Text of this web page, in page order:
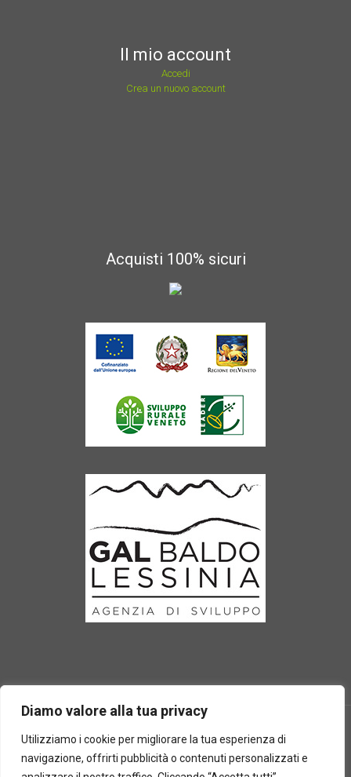
Diamo valore alla tua privacy
Utilizziamo i cookie per migliorare la tua esperienza di
navigazione, offrirti pubblicità o contenuti personalizzati e
Il mio account
Accedi
Crea un nuovo account
Acquisti 100% sicuri
2025 © Laboratorio d'erbe Sauro - P.IVA 05049760233. Tutti i